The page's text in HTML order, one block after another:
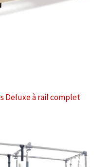
Deluxe à rail complet